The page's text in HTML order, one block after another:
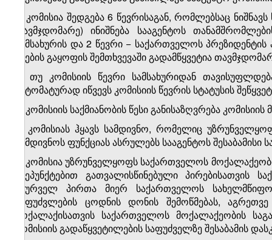
2. კომისია შედგება 6 წევრისაგან, რომლებსაც
თავმჯდომარე) ინიშნება სააგენტოს
სამსახურის და 2 წევრი − საქართველოს პრეზიდენტის
ხმების გაყოფის შემთხვევაში გადამწყვეტია
3. თუ კომისიის წევრი სამსახურიდან
ავტომატურად იწვევს კომისიის წევრის სტატუსის
4. კომისიის საქმიანობის წესი განისაზღვრება
5. კომისიას ჰყავს სამდივნო, რომელიც
სამდივნოს ფუნქციას ასრულებს სააგენტოს შესაბამისი
6. კომისია უზრუნველყოფს საქართველოს
ქვეპუნქტებით გათვალისწინებული პირებისათვის
მსურველ პირთა მიერ საქართველოს
საფუძვლების ცოდნის დონის შემოწმებას,
მოქალაქისათვის საქართველოს მოქალაქეობის
კომისიის გადაწყვეტილების საფუძველზე შესაბამის